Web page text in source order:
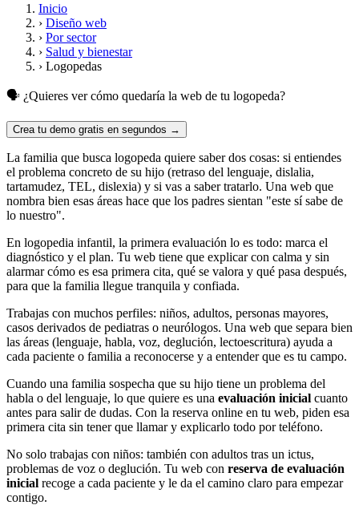
Inicio
› Diseño web
› Por sector
› Salud y bienestar
› Logopedas
🗣️ ¿Quieres ver cómo quedaría la web de tu logopeda?
Crea tu demo gratis en segundos →
La familia que busca logopeda quiere saber dos cosas: si entiendes
el problema concreto de su hijo (retraso del lenguaje, dislalia,
tartamudez, TEL, dislexia) y si vas a saber tratarlo. Una web que
nombra bien esas áreas hace que los padres sientan "este sí sabe de
lo nuestro".
En logopedia infantil, la primera evaluación lo es todo: marca el
diagnóstico y el plan. Tu web tiene que explicar con calma y sin
alarmar cómo es esa primera cita, qué se valora y qué pasa después,
para que la familia llegue tranquila y confiada.
Trabajas con muchos perfiles: niños, adultos, personas mayores,
casos derivados de pediatras o neurólogos. Una web que separa bien
las áreas (lenguaje, habla, voz, deglución, lectoescritura) ayuda a
cada paciente o familia a reconocerse y a entender que es tu campo.
Cuando una familia sospecha que su hijo tiene un problema del
habla o del lenguaje, lo que quiere es una evaluación inicial cuanto
antes para salir de dudas. Con la reserva online en tu web, piden esa
primera cita sin tener que llamar y explicarlo todo por teléfono.
No solo trabajas con niños: también con adultos tras un ictus,
problemas de voz o deglución. Tu web con reserva de evaluación
inicial recoge a cada paciente y le da el camino claro para empezar
contigo.